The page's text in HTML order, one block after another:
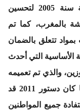
وإطلاق المبادرة الوطنية للتنمية البشرية سنة 2005 لتحسين
بالمغرب، كما تم
2003 حيث جاءت بمواد تتعلق بالضمان
الأساسية التي أحدث
والذي تم تعميمه
سنة 2012 على كافة التراب الوطني. ولما كان دستور 2011 قد
جميع المواطنين